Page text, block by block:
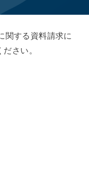
関する資料請求に
さい。